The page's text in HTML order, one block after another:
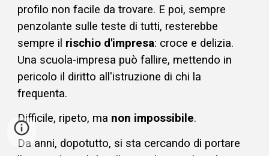
profilo non facile da trovare. E poi, sempre
penzolante sulle teste di tutti, resterebbe
sempre il rischio d'impresa: croce e delizia.
Una scuola-impresa può fallire, mettendo in
pericolo il diritto all'istruzione di chi la
frequenta.
Difficile, ripeto, ma non impossibile.
Da anni, dopotutto, si sta cercando di portare